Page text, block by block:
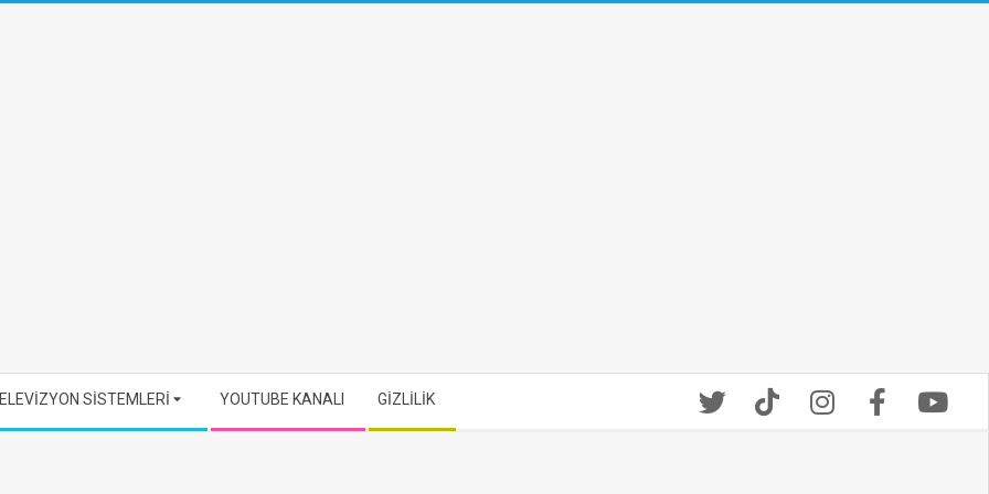
SİSTEMLERİ YOUTUBE KANALI GİZLİLİK